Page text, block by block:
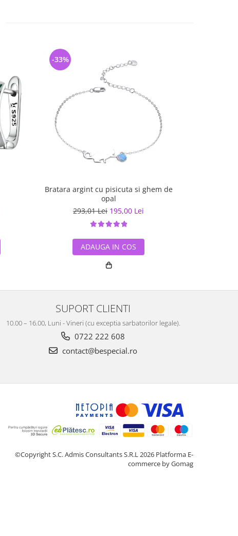
Bratara argint cu pisicuta si ghem de
opal
293,01 Lei 195,00 Lei
-33%
ADAUGA IN COS
SUPORT CLIENTI
10.00 – 16.00, Luni - Vineri (cu exceptia sarbatorilor legale).
0722 222 608
contact@bespecial.ro
©Copyright S.C. Admis Consultants S.R.L 2026 Platforma E-
commerce by Gomag